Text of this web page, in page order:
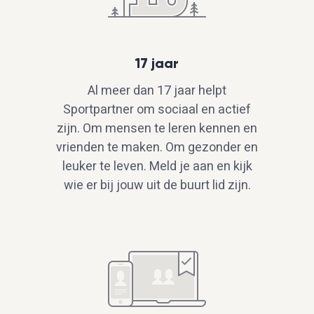
17 jaar
Al meer dan 17 jaar helpt
Sportpartner om sociaal en actief
zijn. Om mensen te leren kennen en
vrienden te maken. Om gezonder en
leuker te leven. Meld je aan en kijk
wie er bij jouw uit de buurt lid zijn.